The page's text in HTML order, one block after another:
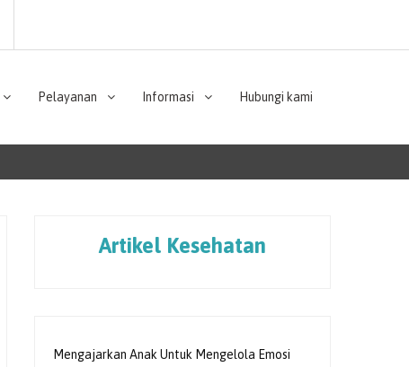
Pelayanan Informasi Hubungi kami
Artikel Kesehatan
Mengajarkan Anak Untuk Mengelola Emosi